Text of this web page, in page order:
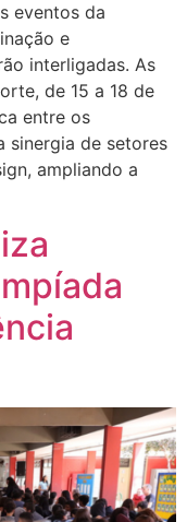
eventos da
e
interligadas. As
de 15 a 18 de
entre os
sinergia de setores
ampliando a